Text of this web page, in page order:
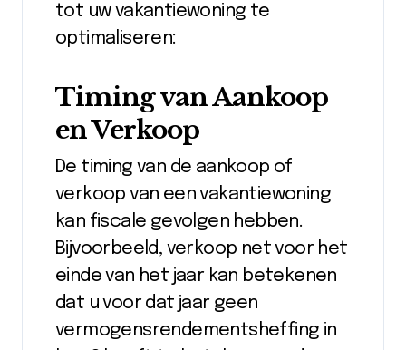
tot uw vakantiewoning te
optimaliseren:
Timing van Aankoop
en Verkoop
De timing van de aankoop of
verkoop van een vakantiewoning
kan fiscale gevolgen hebben.
Bijvoorbeeld, verkoop net voor het
einde van het jaar kan betekenen
dat u voor dat jaar geen
vermogensrendementsheffing in